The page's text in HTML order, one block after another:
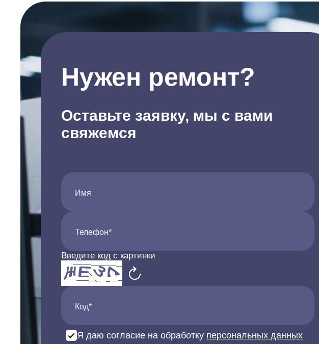
Нужен ремонт?
Оставьте заявку, мы с вами
свяжемся
Имя
Телефон*
Введите код с картинки
Код*
Я даю согласие на обработку персональных данных